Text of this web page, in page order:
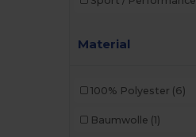
Material
100% Polyester (6)
Baumwolle (1)